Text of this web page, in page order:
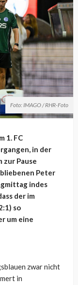
Foto: IMAGO / RHR-Foto
1. FC
in der
Pause
Peter
indes
der im
so
um eine
zwar nicht
in